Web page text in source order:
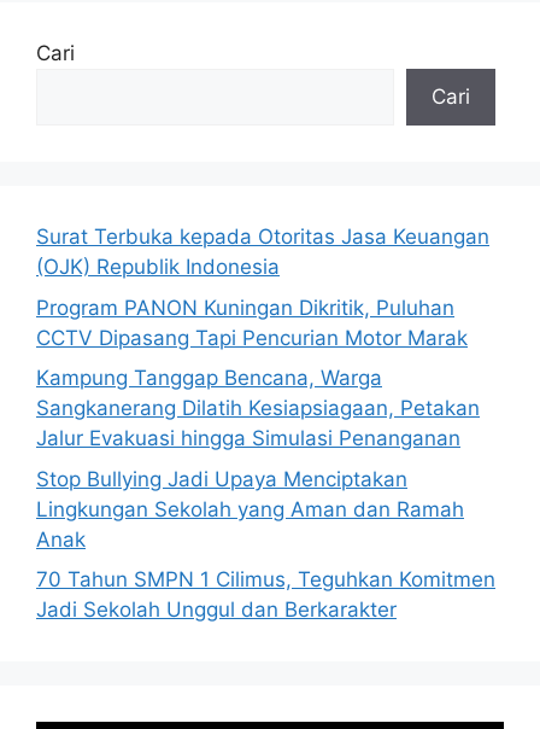
Cari
Cari
Surat Terbuka kepada Otoritas Jasa Keuangan
(OJK) Republik Indonesia
Program PANON Kuningan Dikritik, Puluhan
CCTV Dipasang Tapi Pencurian Motor Marak
Kampung Tanggap Bencana, Warga
Sangkanerang Dilatih Kesiapsiagaan, Petakan
Jalur Evakuasi hingga Simulasi Penanganan
Stop Bullying Jadi Upaya Menciptakan
Lingkungan Sekolah yang Aman dan Ramah
Anak
70 Tahun SMPN 1 Cilimus, Teguhkan Komitmen
Jadi Sekolah Unggul dan Berkarakter